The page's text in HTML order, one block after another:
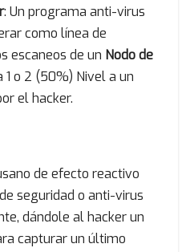
: Un programa anti-virus
como línea de
escaneos de un Nodo de
1 o 2 (50%) Nivel a un
el hacker.
de efecto reactivo
seguridad o anti-virus
dándole al hacker un
capturar un último